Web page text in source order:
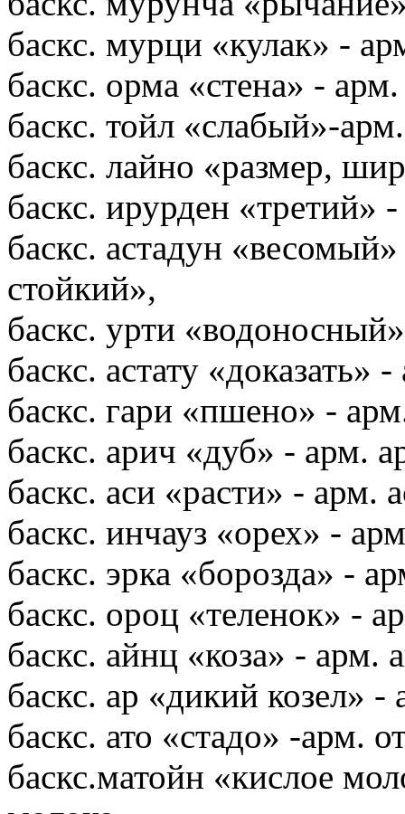
баскс. мурци «кулак» -
баскс. орма «стена» -
баскс. тойл «слабый»-
баскс. лайно «размер,
баскс. ирурден «третий»
баскс. астадун
стойкий»,
баскс. урти
баскс. астату «доказать»
баскс. гари «пшено» -
баскс. арич «дуб» - арм.
баскс. аси «расти» - арм.
баскс. инчауз «орех» -
баскс. эрка «борозда» -
баскс. ороц «теленок» -
баскс. айнц «коза» - арм.
баскс. ар «дикий козел»
баскс. ато «стадо» -арм.
баскс.матойн «кислое